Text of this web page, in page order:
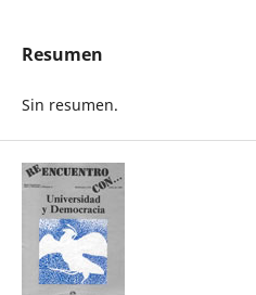
Resumen
Sin resumen.